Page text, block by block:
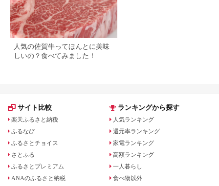
人気の佐賀牛ってほんとに美味
しいの？食べてみました！
サイト比較
楽天ふるさと納税
ふるなび
ふるさとチョイス
さとふる
ふるさとプレミアム
ANAのふるさと納税
ランキングから探す
人気ランキング
還元率ランキング
家電ランキング
高額ランキング
一人暮らし
食べ物以外